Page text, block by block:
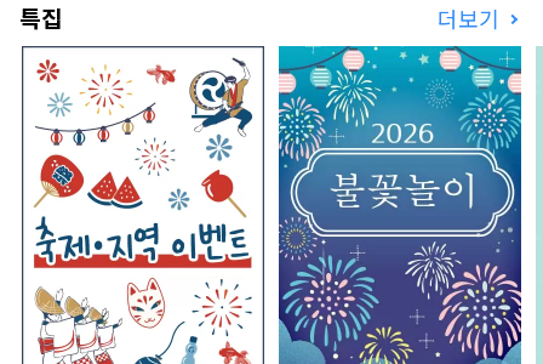
특집 더보기